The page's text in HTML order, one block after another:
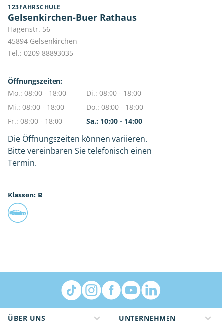
123FAHRSCHULE
Gelsenkirchen-Buer Rathaus
Hagenstr. 56
45894 Gelsenkirchen
Tel.: 0209 88893035
Öffnungszeiten:
Mo.: 08:00 - 18:00
Di.: 08:00 - 18:00
Mi.: 08:00 - 18:00
Do.: 08:00 - 18:00
Fr.: 08:00 - 18:00
Sa.: 10:00 - 14:00
Die Öffnungszeiten können variieren.
Bitte vereinbaren Sie telefonisch einen
Termin.
Klassen: B
ÜBER UNS UNTERNEHMEN